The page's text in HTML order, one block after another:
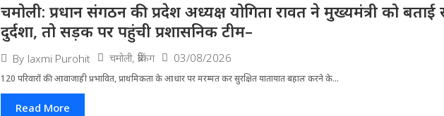
चमोली: प्रधान संगठन की प्रदेश अध्यक्ष योगिता रावत ने मुख्यमंत्री को
दुर्दशा, तो सड़क पर पहुंची प्रशासनिक टीम–
By laxmi Purohit चमोली, ब्रेकिंग 03/08/2026
120 परिवारों की आवाजाही प्रभावित, प्राथमिकता के आधार पर मरम्मत कर सुरक्षित यातायात बहाल करने के...
Read More